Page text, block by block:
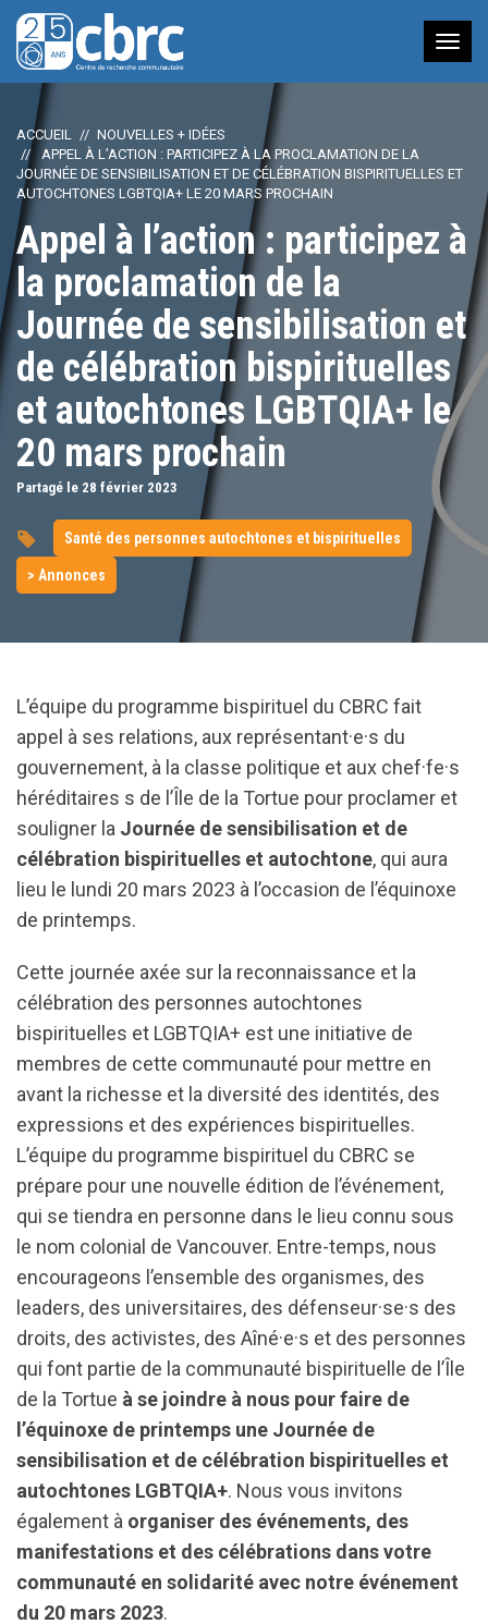
à
ACCUEIL
NOUVELLES + IDÉES
APPEL À L’ACTION : PARTICIPEZ À LA PROCLAMATION DE LA
JOURNÉE DE SENSIBILISATION ET DE CÉLÉBRATION BISPIRITUELLES ET
AUTOCHTONES LGBTQIA+ LE 20 MARS PROCHAIN
Appel à l’action : participez à
la proclamation de la
Journée de sensibilisation et
de célébration bispirituelles
et autochtones LGBTQIA+ le
20 mars prochain
Partagé le 28 février 2023
Santé des personnes autochtones et bispirituelles
> Annonces
L’équipe du programme bispirituel du CBRC fait
appel à ses relations, aux représentant·e·s du
gouvernement, à la classe politique et aux chef·fe·s
héréditaires s de l’Île de la Tortue pour proclamer et
souligner la Journée de sensibilisation et de
célébration bispirituelles et autochtone, qui aura
lieu le lundi 20 mars 2023 à l’occasion de l’équinoxe
de printemps.
Cette journée axée sur la reconnaissance et la
célébration des personnes autochtones
bispirituelles et LGBTQIA+ est une initiative de
membres de cette communauté pour mettre en
avant la richesse et la diversité des identités, des
expressions et des expériences bispirituelles.
L’équipe du programme bispirituel du CBRC se
prépare pour une nouvelle édition de l’événement,
qui se tiendra en personne dans le lieu connu sous
le nom colonial de Vancouver. Entre-temps, nous
encourageons l’ensemble des organismes, des
leaders, des universitaires, des défenseur·se·s des
droits, des activistes, des Aîné·e·s et des personnes
qui font partie de la communauté bispirituelle de l’Île
de la Tortue à se joindre à nous pour faire de
l’équinoxe de printemps une Journée de
sensibilisation et de célébration bispirituelles et
autochtones LGBTQIA+. Nous vous invitons
également à organiser des événements, des
manifestations et des célébrations dans votre
communauté en solidarité avec notre événement
du 20 mars 2023.